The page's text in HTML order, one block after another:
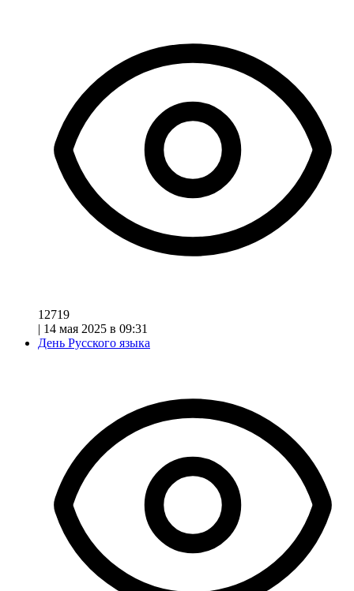
12719
| 14 мая 2025 в 09:31
День Русского языка